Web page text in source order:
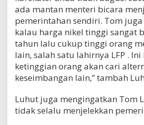
ada mantan menteri bicara
pemerintahan sendiri. Tom
kalau harga nikel tinggi sangat
tahun lalu cukup tinggi orang
lain, salah satu lahirnya LFP .
ketinggian orang akan cari
keseimbangan lain,” tambah
Luhut juga mengingatkan Tom
tidak selalu menjelekkan